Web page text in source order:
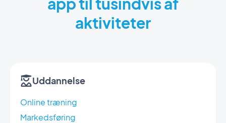
aktiviteter
Uddannelse
Online træning
Markedsføring